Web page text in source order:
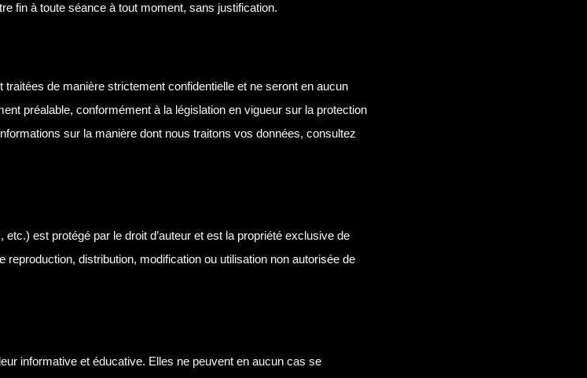
fin à toute séance à tout moment, sans justification.
de manière strictement confidentielle et ne seront en aucun
préalable, conformément à la législation en vigueur sur la protection
sur la manière dont nous traitons vos données, consultez
est protégé par le droit d’auteur et est la propriété exclusive de
reproduction, distribution, modification ou utilisation non autorisée de
informative et éducative. Elles ne peuvent en aucun cas se